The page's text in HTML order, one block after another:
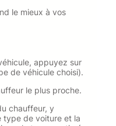
le mieux à vos
appuyez sur
de véhicule choisi).
le plus proche.
chauffeur, y
type de voiture et la